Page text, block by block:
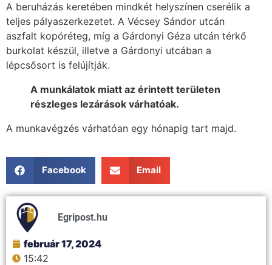
A beruházás keretében mindkét helyszínen cserélik a
teljes pályaszerkezetet. A Vécsey Sándor utcán
aszfalt kopóréteg, míg a Gárdonyi Géza utcán térkő
burkolat készül, illetve a Gárdonyi utcában a
lépcsősort is felújítják.
A munkálatok miatt az érintett területen
részleges lezárások várhatóak.
A munkavégzés várhatóan egy hónapig tart majd.
Facebook Email
Egripost.hu
február 17, 2024
15:42